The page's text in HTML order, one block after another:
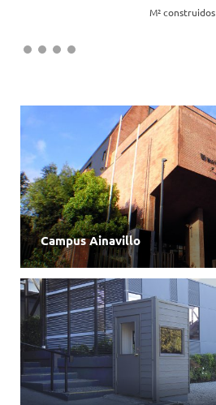
M² construidos
Campus Ainavillo